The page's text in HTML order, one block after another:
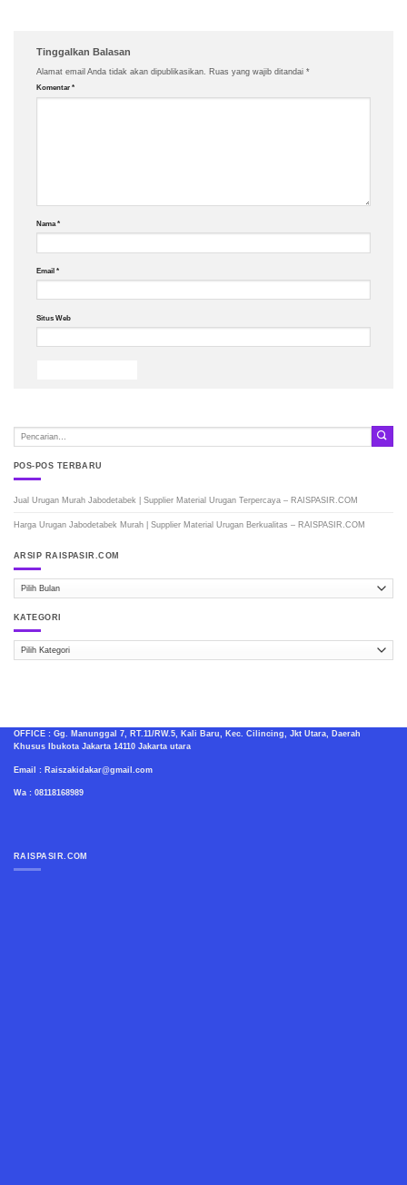
Tinggalkan Balasan
Alamat email Anda tidak akan dipublikasikan. Ruas yang wajib ditandai *
Komentar *
Nama*
Email *
Situs Web
POS-POS TERBARU
Jual Urugan Murah Jabodetabek | Supplier Material Urugan Terpercaya – RAISPASIR.COM
Harga Urugan Jabodetabek Murah | Supplier Material Urugan Berkualitas – RAISPASIR.COM
ARSIP RAISPASIR.COM
ARSIP
KATEGORI
Kategori
OFFICE : Gg. Manunggal 7, RT.11/RW.5, Kali Baru, Kec. Cilincing, Jkt Utara, Daerah
Khusus Ibukota Jakarta 14110 Jakarta utara
Email : Raiszakidakar@gmail.com
Wa : 08118168989
RAISPASIR.COM